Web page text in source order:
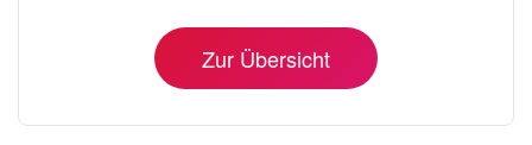
Zur Übersicht